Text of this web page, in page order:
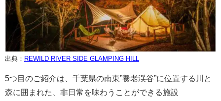
出典： REWILD RIVER SIDE GL AMPING HILL
5つ目のご紹介は、千葉県の南東”養老渓谷”に位置する川と
森に囲まれた、非日常を味わうことができる施設